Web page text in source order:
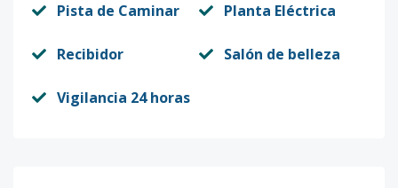
Pista de Caminar Planta Eléctrica
Recibidor Salón de belleza
Vigilancia 24 horas